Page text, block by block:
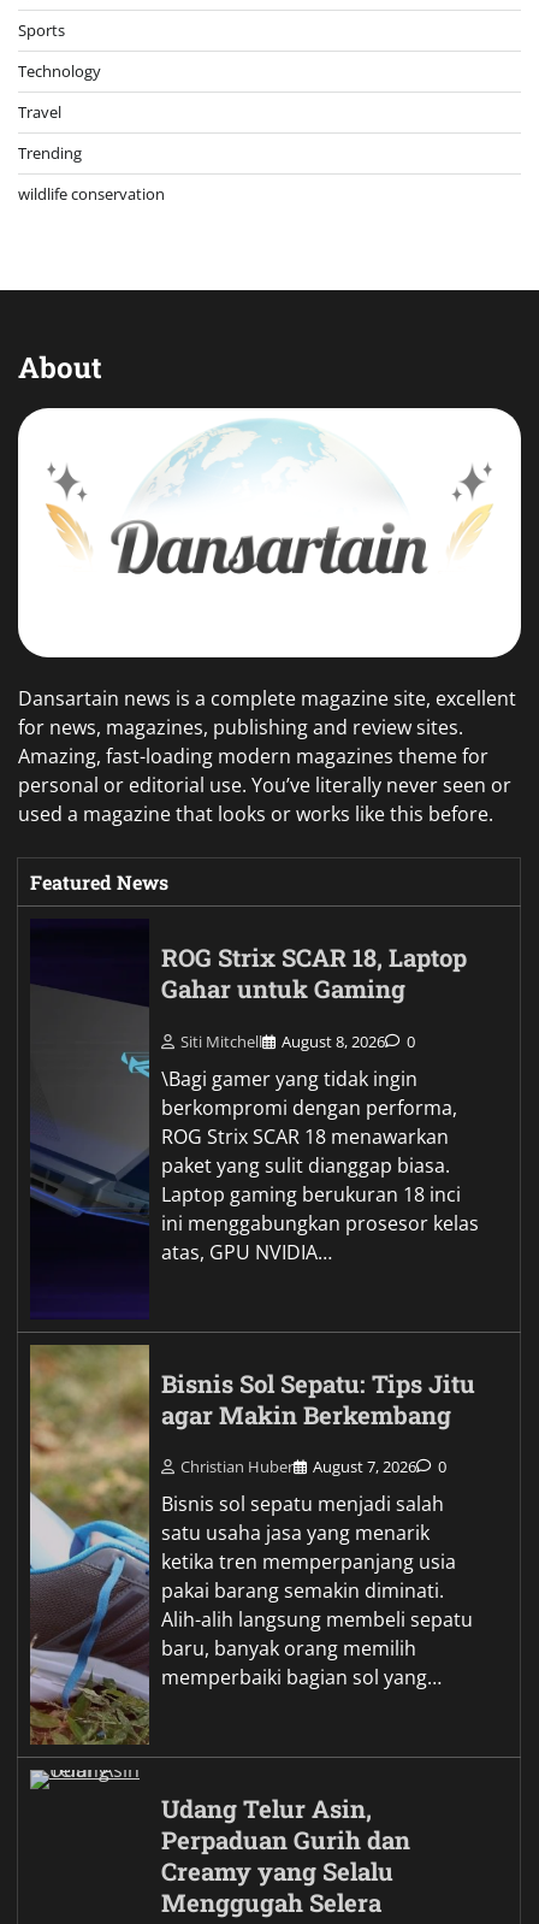
Sports
Technology
Travel
Trending
wildlife conservation
About
Dansartain news is a complete magazine site, excellent
for news, magazines, publishing and review sites.
Amazing, fast-loading modern magazines theme for
personal or editorial use. You’ve literally never seen or
used a magazine that looks or works like this before.
Featured News
ROG Strix SCAR 18, Laptop
Gahar untuk Gaming
Siti Mitchell August 8, 2026 0
\Bagi gamer yang tidak ingin
berkompromi dengan performa,
ROG Strix SCAR 18 menawarkan
paket yang sulit dianggap biasa.
Laptop gaming berukuran 18 inci
ini menggabungkan prosesor kelas
atas, GPU NVIDIA…
Bisnis Sol Sepatu: Tips Jitu
agar Makin Berkembang
Christian Huber August 7, 2026 0
Bisnis sol sepatu menjadi salah
satu usaha jasa yang menarik
ketika tren memperpanjang usia
pakai barang semakin diminati.
Alih-alih langsung membeli sepatu
baru, banyak orang memilih
memperbaiki bagian sol yang…
Udang Telur Asin,
Perpaduan Gurih dan
Creamy yang Selalu
Menggugah Selera